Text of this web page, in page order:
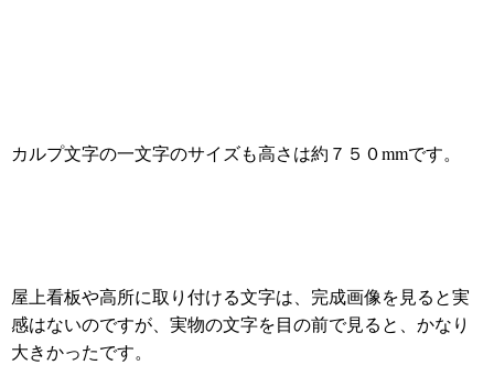
カルプ文字の一文字のサイズも高さは約７５０mmです。
屋上看板や高所に取り付ける文字は、完成画像を見ると実
感はないのですが、実物の文字を目の前で見ると、かなり
大きかったです。